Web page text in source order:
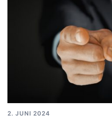
2. JUNI 2024